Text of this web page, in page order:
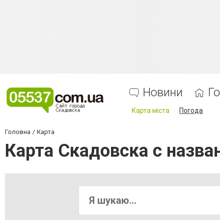
Новини
Карта міста Погода
Головна Карта
Карта Скадовска с